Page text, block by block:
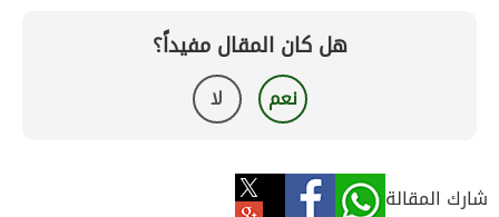
هل كان المقال مفيداً؟
نعم لا
شارك المقالة